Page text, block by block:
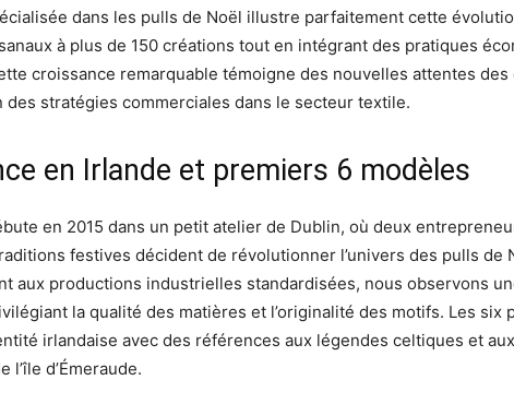
dans les pulls de Noël illustre parfaitement cette
à plus de 150 créations tout en intégrant des pratiques
croissance remarquable témoigne des nouvelles attentes
des stratégies commerciales dans le secteur textile.
en Irlande et premiers 6 modèles
en 2015 dans un petit atelier de Dublin, où deux
festives décident de révolutionner l’univers des pulls de
aux productions industrielles standardisées, nous observons
la qualité des matières et l’originalité des motifs. Les six
irlandaise avec des références aux légendes celtiques et
l’île d’Émeraude.